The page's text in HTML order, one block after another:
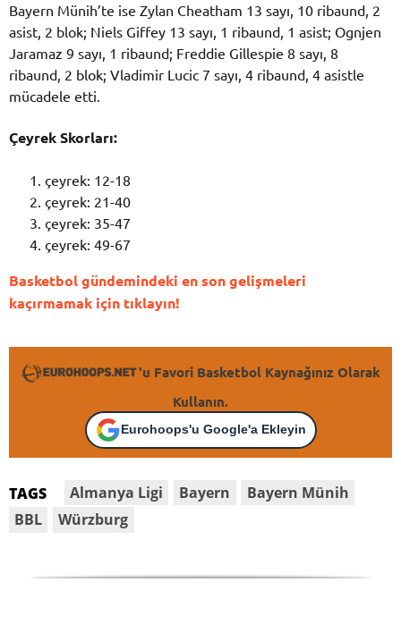
Bayern Münih’te ise Zylan Cheatham 13 sayı, 10 ribaund, 2
asist, 2 blok; Niels Giffey 13 sayı, 1 ribaund, 1 asist; Ognjen
Jaramaz 9 sayı, 1 ribaund; Freddie Gillespie 8 sayı, 8
ribaund, 2 blok; Vladimir Lucic 7 sayı, 4 ribaund, 4 asistle
mücadele etti.
Çeyrek Skorları:
çeyrek: 12-18
çeyrek: 21-40
çeyrek: 35-47
çeyrek: 49-67
Basketbol gündemindeki en son gelişmeleri
kaçırmamak için tıklayın!
'u Favori Basketbol Kaynağınız Olarak
Kullanın.
Eurohoops'u Google'a Ekleyin
TAGS Almanya Ligi Bayern
Bayern Münih
BBL
Würzburg